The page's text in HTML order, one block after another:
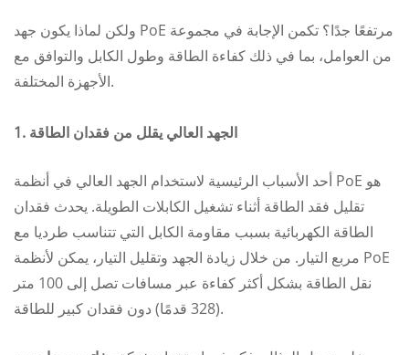
ولكن لماذا يكون جهد PoE مرتفعًا جدًا؟ تكمن الإجابة في مجموعة
من العوامل، بما في ذلك كفاءة الطاقة وطول الكابل والتوافق مع
الأجهزة المختلفة.
1. الجهد العالي يقلل من فقدان الطاقة
أحد الأسباب الرئيسية لاستخدام الجهد العالي في أنظمة PoE هو
تقليل فقد الطاقة أثناء تشغيل الكابلات الطويلة. يحدث فقدان
الطاقة الكهربائية بسبب مقاومة الكابل التي تتناسب طرديا مع
مربع التيار. من خلال زيادة الجهد وتقليل التيار، يمكن لأنظمة PoE
نقل الطاقة بشكل أكثر كفاءة عبر مسافات تصل إلى 100 متر
(328 قدمًا) دون فقدان كبير للطاقة.